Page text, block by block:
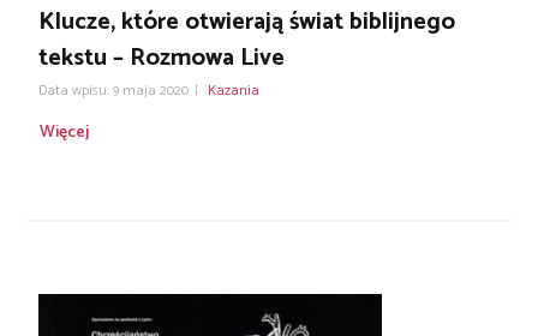
Klucze, które otwierają świat biblijnego
tekstu – Rozmowa Live
Data wpisu: 9 maja 2020 | Kazania
Więcej